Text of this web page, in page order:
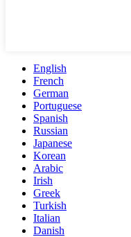
English
French
German
Portuguese
Spanish
Russian
Japanese
Korean
Arabic
Irish
Greek
Turkish
Italian
Danish